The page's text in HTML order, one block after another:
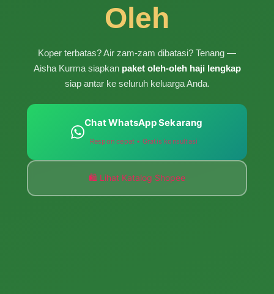
Oleh
Koper terbatas? Air zam-zam dibatasi? Tenang —
Aisha Kurma siapkan paket oleh-oleh haji lengkap
siap antar ke seluruh keluarga Anda.
Chat WhatsApp Sekarang
Respon cepat • Gratis konsultasi
🛍️ Lihat Katalog Shopee